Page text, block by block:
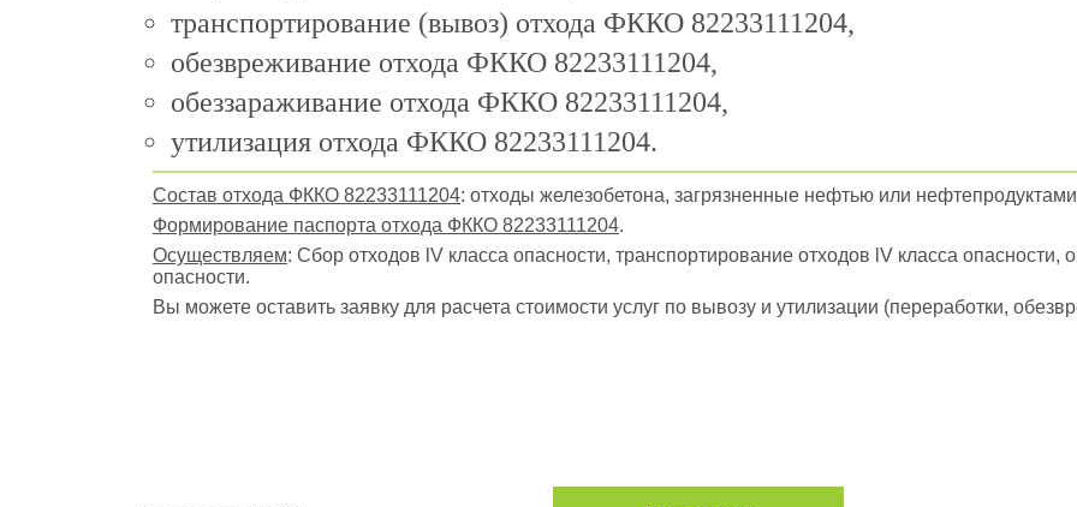
транспортирование (вывоз) отхода ФККО 82233111204,
обезвреживание отхода ФККО 82233111204,
обеззараживание отхода ФККО 82233111204,
утилизация отхода ФККО 82233111204.
Состав отхода ФККО 82233111204: отходы железобетона, загрязненные нефтью или
Формирование паспорта отхода ФККО 82233111204.
Осуществляем: Сбор отходов lV класса опасности, транспортирование отходов lV класса опасности,
опасности.
Вы можете оставить заявку для расчета стоимости услуг по вывозу и утилизации (переработки,